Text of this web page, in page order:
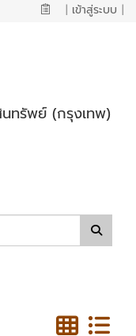
| เข้าสู่ระบบ |
ทรัพย์ (กรุงเทพ)